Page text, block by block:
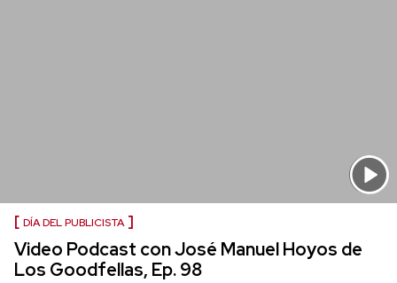
DÍA DEL PUBLICISTA
Video Podcast con José Manuel Hoyos de
Los Goodfellas, Ep. 98